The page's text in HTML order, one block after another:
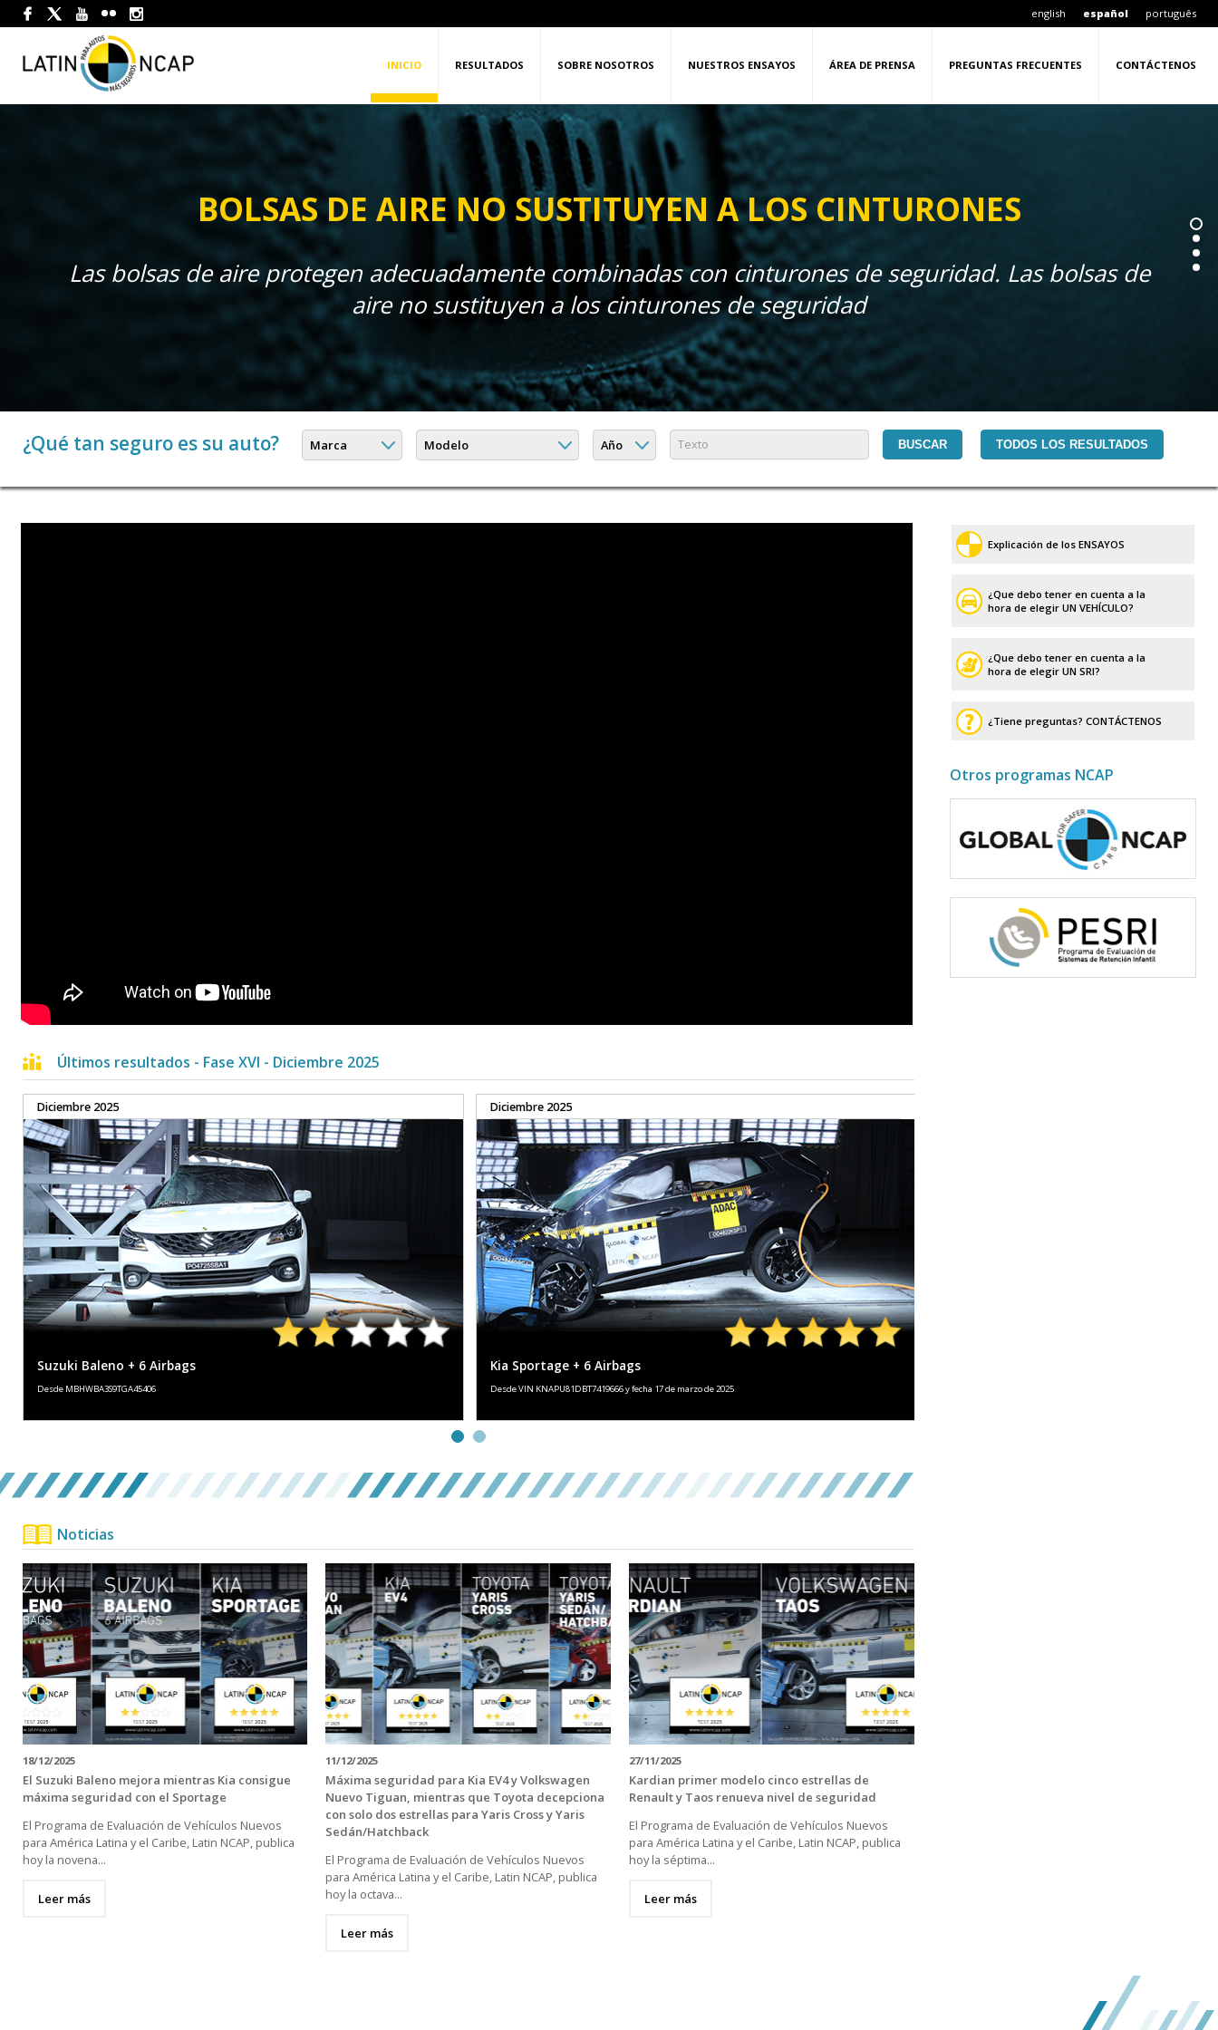
english español português
INICIO RESULTADOS SOBRE NOSOTROS NUESTROS ENSAYOS ÁREA DE PRENSA PREGUNTAS FRECUENTES CONTÁCTENOS
BOLSAS DE AIRE NO SUSTITUYEN A LOS CINTURONES
Las bolsas de aire protegen adecuadamente combinadas con cinturones de seguridad. Las bolsas de
aire no sustituyen a los cinturones de seguridad
¿Qué tan seguro es su auto? Marca Modelo Año
Últimos resultados - Fase XVI - Diciembre 2025
Diciembre 2025
Suzuki Baleno + 6 Airbags
Desde MBHWBA3S9TGA45406
79%
OCUPANTE
ADULTO
65%
OCUPANTE
NIÑO
48%
USUARIOS
VULNERABLES
58%
ASISTENTES A
LA SEGURIDAD
Diciembre 2025
Kia Sportage + 6 Airbags
Desde VIN KNAPU81DBT7419666 y fecha 17 de marzo de 2025
90%
OCUPANTE
ADULTO
92%
OCUPANTE
NIÑO
71%
USUARIOS
VULNERABLES
98%
ASISTENTES A
LA SEGURIDAD
Noticias
18/12/2025
El Suzuki Baleno mejora mientras Kia consigue
máxima seguridad con el Sportage
El Programa de Evaluación de Vehículos Nuevos
para América Latina y el Caribe, Latin NCAP, publica
hoy la novena...
Leer más
11/12/2025
Máxima seguridad para Kia EV4 y Volkswagen
Nuevo Tiguan, mientras que Toyota decepciona
con solo dos estrellas para Yaris Cross y Yaris
Sedán/Hatchback
El Programa de Evaluación de Vehículos Nuevos
para América Latina y el Caribe, Latin NCAP, publica
hoy la octava...
Leer más
27/11/2025
Kardian primer modelo cinco estrellas de
Renault y Taos renueva nivel de seguridad
El Programa de Evaluación de Vehículos Nuevos
para América Latina y el Caribe, Latin NCAP, publica
hoy la séptima...
Leer más
Explicación de los ENSAYOS
¿Que debo tener en cuenta a la
hora de elegir UN VEHÍCULO?
¿Que debo tener en cuenta a la
hora de elegir UN SRI?
¿Tiene preguntas? CONTÁCTENOS
Otros programas NCAP